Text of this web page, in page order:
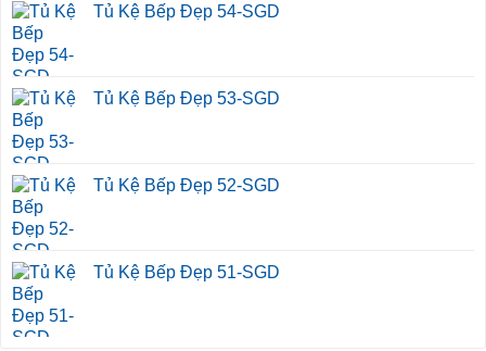
Tủ Kệ Bếp Đẹp 54-SGD
Tủ Kệ Bếp Đẹp 53-SGD
Tủ Kệ Bếp Đẹp 52-SGD
Tủ Kệ Bếp Đẹp 51-SGD